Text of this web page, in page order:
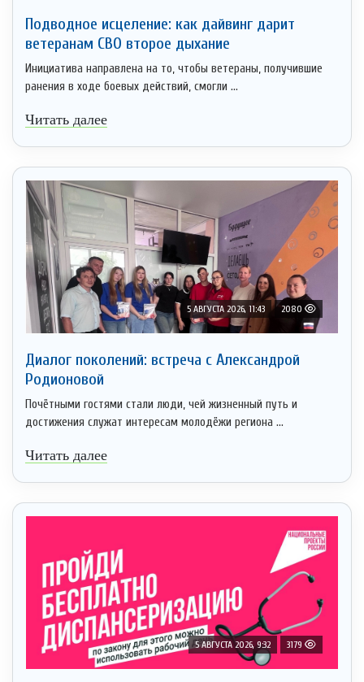
Подводное исцеление: как дайвинг дарит
ветеранам СВО второе дыхание
Инициатива направлена на то, чтобы ветераны, получившие
ранения в ходе боевых действий, смогли ...
Читать далее
5 АВГУСТА 2026, 11:43 2080
Диалог поколений: встреча с Александрой
Родионовой
Почётными гостями стали люди, чей жизненный путь и
достижения служат интересам молодёжи региона ...
Читать далее
5 АВГУСТА 2026, 9:32 3179